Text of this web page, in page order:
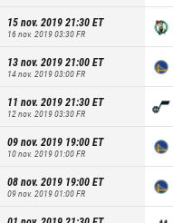
15 nov. 2019 21:30ET
16 nov. 2019 03:30FR
13 nov. 2019 21:00ET
14 nov. 2019 03:00FR
11 nov. 2019 21:30ET
12 nov. 2019 03:30FR
09 nov. 2019 19:00ET
10 nov. 2019 01:00FR
08 nov. 2019 19:00ET
09 nov. 2019 01:00FR